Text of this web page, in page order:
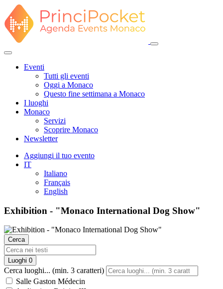
Eventi
Tutti gli eventi
Oggi a Monaco
Questo fine settimana a Monaco
I luoghi
Monaco
Servizi
Scoprire Monaco
Newsletter
Aggiungi il tuo evento
IT
Italiano
Français
English
Exhibition - "Monaco International Dog Show"
Cerca
Luoghi 0
Cerca luoghi... (min. 3 caratteri)
Salle Gaston Médecin